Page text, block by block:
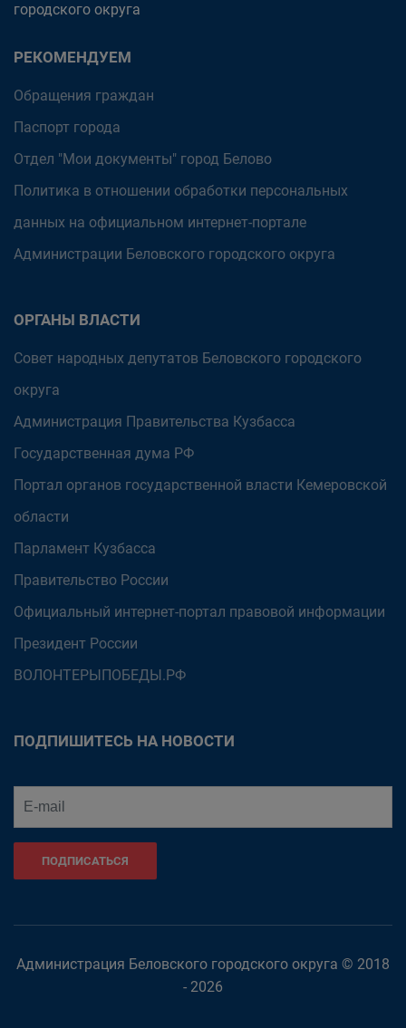
городского округа
РЕКОМЕНДУЕМ
Обращения граждан
Паспорт города
Отдел "Мои документы" город Белово
Политика в отношении обработки персональных
данных на официальном интернет-портале
Администрации Беловского городского округа
ОРГАНЫ ВЛАСТИ
Совет народных депутатов Беловского городского
округа
Администрация Правительства Кузбасса
Государственная дума РФ
Портал органов государственной власти Кемеровской
области
Парламент Кузбасса
Правительство России
Официальный интернет-портал правовой информации
Президент России
ВОЛОНТЕРЫПОБЕДЫ.РФ
ПОДПИШИТЕСЬ НА НОВОСТИ
ПОДПИСАТЬСЯ
Администрация Беловского городского округа © 2018
- 2026